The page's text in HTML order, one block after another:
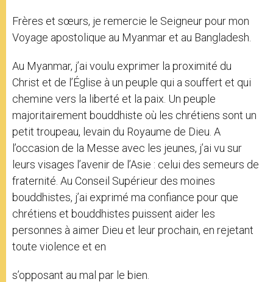
Frères et sœurs, je remercie le Seigneur pour mon
Voyage apostolique au Myanmar et au Bangladesh.
Au Myanmar, j’ai voulu exprimer la proximité du
Christ et de l’Église à un peuple qui a souffert et qui
chemine vers la liberté et la paix. Un peuple
majoritairement bouddhiste où les chrétiens sont un
petit troupeau, levain du Royaume de Dieu. A
l’occasion de la Messe avec les jeunes, j’ai vu sur
leurs visages l’avenir de l’Asie : celui des semeurs de
fraternité. Au Conseil Supérieur des moines
bouddhistes, j’ai exprimé ma confiance pour que
chrétiens et bouddhistes puissent aider les
personnes à aimer Dieu et leur prochain, en rejetant
toute violence et en
s’opposant au mal par le bien.